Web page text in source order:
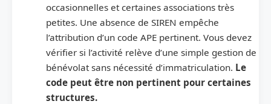
occasionnelles et certaines associations très
petites. Une absence de SIREN empêche
l’attribution d’un code APE pertinent. Vous devez
vérifier si l’activité relève d’une simple gestion de
bénévolat sans nécessité d’immatriculation. Le
code peut être non pertinent pour certaines
structures.